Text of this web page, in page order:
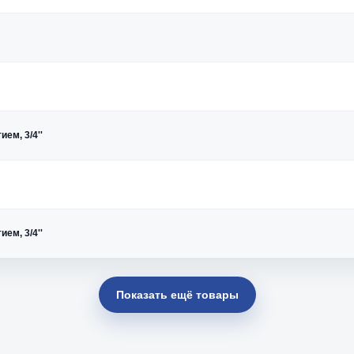
3/4''
3/4''
Показать ещё товары